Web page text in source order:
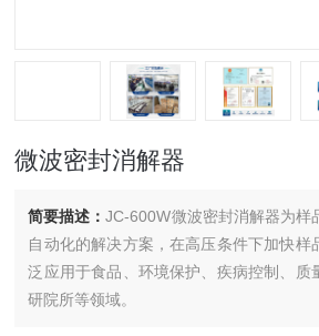
微波密封消解器
简要描述：JC-600W微波密封消解器为样
自动化的解决方案，在高压条件下加快样
泛应用于食品、环境保护、疾病控制、质
研院所等领域。